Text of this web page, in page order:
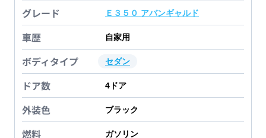
グレード Ｅ３５０ アバンギャルド
車歴 自家用
ボディタイプ セダン
ドア数 4 ドア
外装色 ブラック
燃料 ガソリン